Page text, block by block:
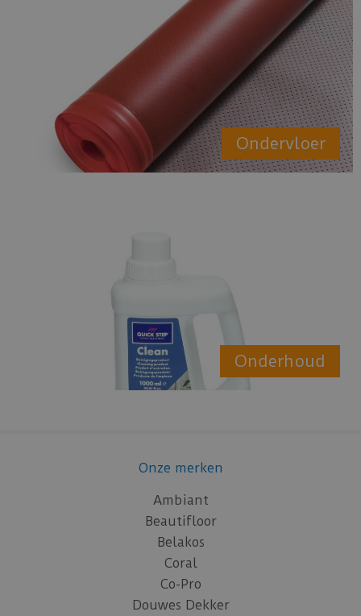
Ondervloer
Onderhoud
Onze merken
Ambiant
Beautifloor
Belakos
Coral
Co-Pro
Douwes Dekker